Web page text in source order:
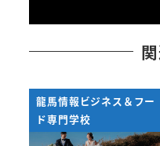
龍馬情報ビジネス＆フー
ド専門学校